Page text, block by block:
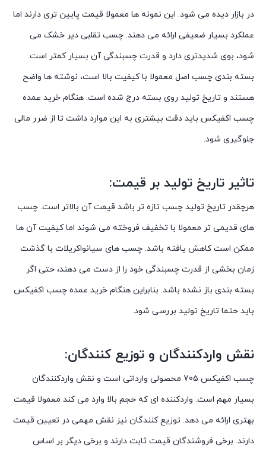
در بازار دیده می شود. این نمونه ها معمولا قیمت پایین تری دارند اما
عملکرد بسیار ضعیفی ارائه می دهند. چسب تقلبی دیر خشک می
شود، بوی شدیدتری دارد و قدرت چسبندگی آن بسیار کمتر است.
بسته بندی چسب اصل معمولا با کیفیت بالا است، نوشته ها واضح
هستند و تاریخ تولید روی بسته درج شده است. هنگام خرید عمده
چسب اکفیکس باید دقت بیشتری به این موارد داشت تا از ضرر مالی
جلوگیری شود.
تاثیر تاریخ تولید بر قیمت:
هرچقدر تاریخ تولید چسب تازه تر باشد قیمت آن بالاتر است. چسب
های قدیمی تر معمولا با تخفیف فروخته می شوند اما کیفیت آن ها
ممکن است کاهش یافته باشد. چسب های سیانواکریلات با گذشت
زمان بخشی از قدرت چسبندگی خود را از دست می دهند، حتی اگر
بسته بندی باز نشده باشد. بنابراین هنگام خرید عمده چسب اکفیکس
باید حتما تاریخ تولید بررسی شود.
نقش واردکنندگان و توزیع کنندگان:
چسب اکفیکس 705 محصولی وارداتی است و نقش واردکنندگان
بسیار مهم است. واردکننده ای که حجم بالا وارد می کند معمولا قیمت
بهتری ارائه می دهد. توزیع کنندگان نیز نقش مهمی در تعیین قیمت
دارند. برخی فروشندگان قیمت ثابت دارند و برخی دیگر بر اساس